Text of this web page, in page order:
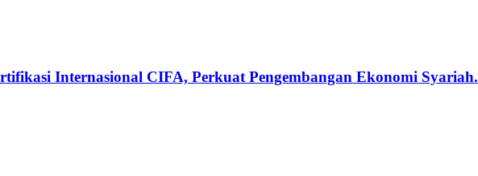
Internasional CIFA, Perkuat Pengembangan Ekonomi